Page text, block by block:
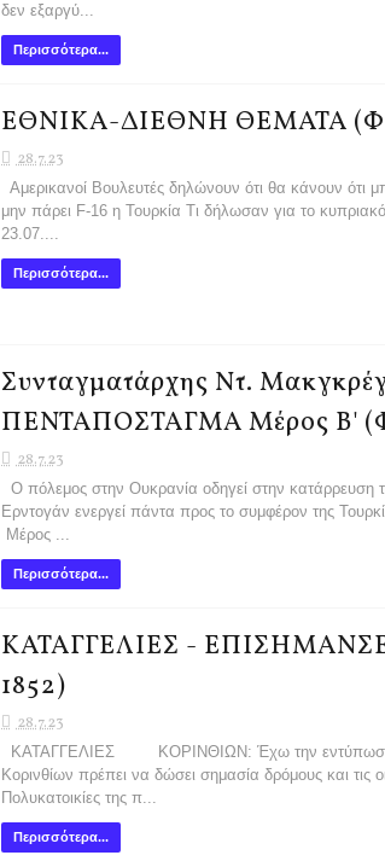
δεν εξαργύ...
Περισσότερα...
ΕΘΝΙΚΑ-ΔΙΕΘΝΗ ΘΕΜΑΤΑ (Φ.
28.7.23
Αμερικανοί Βουλευτές δηλώνουν ότι θα κάνουν ότι
μην πάρει F-16 η Τουρκία Τι δήλωσαν για το
23.07....
Περισσότερα...
Συνταγματάρχης Ντ.
ΠΕΝΤΑΠΟΣΤΑΓΜΑ Μέρος Β'
28.7.23
Ο πόλεμος στην Ουκρανία οδηγεί στην
Ερντογάν ενεργεί πάντα προς το συμφέρον της
Μέρος ...
Περισσότερα...
ΚΑΤΑΓΓΕΛΙΕΣ -
1852)
28.7.23
ΚΑΤΑΓΓΕΛΙΕΣ ΚΟΡΙΝΘΙΩΝ: Έχω την
Κορινθίων πρέπει να δώσει σημασία δρόμους και τις
Πολυκατοικίες της π...
Περισσότερα...